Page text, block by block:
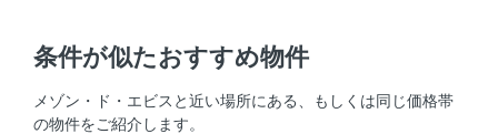
私道負担・道路
条件が似たおすすめ物件
メゾン・ド・エビスと近い場所にある、もしくは同じ価格帯
の物件をご紹介します。